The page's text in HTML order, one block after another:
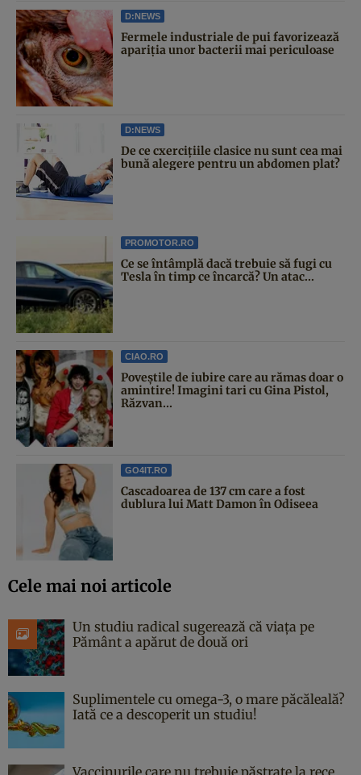
D:NEWS
Fermele industriale de pui favorizează
apariția unor bacterii mai periculoase
D:NEWS
De ce cxercițiile clasice nu sunt cea mai
bună alegere pentru un abdomen plat?
PROMOTOR.RO
Ce se întâmplă dacă trebuie să fugi cu
Tesla în timp ce încarcă? Un atac...
CIAO.RO
Poveştile de iubire care au rămas doar o
amintire! Imagini tari cu Gina Pistol,
Răzvan...
GO4IT.RO
Cascadoarea de 137 cm care a fost
dublura lui Matt Damon în Odiseea
Cele mai noi articole
Un studiu radical sugerează că viața pe
Pământ a apărut de două ori
Suplimentele cu omega-3, o mare păcăleală?
Iată ce a descoperit un studiu!
Vaccinurile care nu trebuie păstrate la rece,